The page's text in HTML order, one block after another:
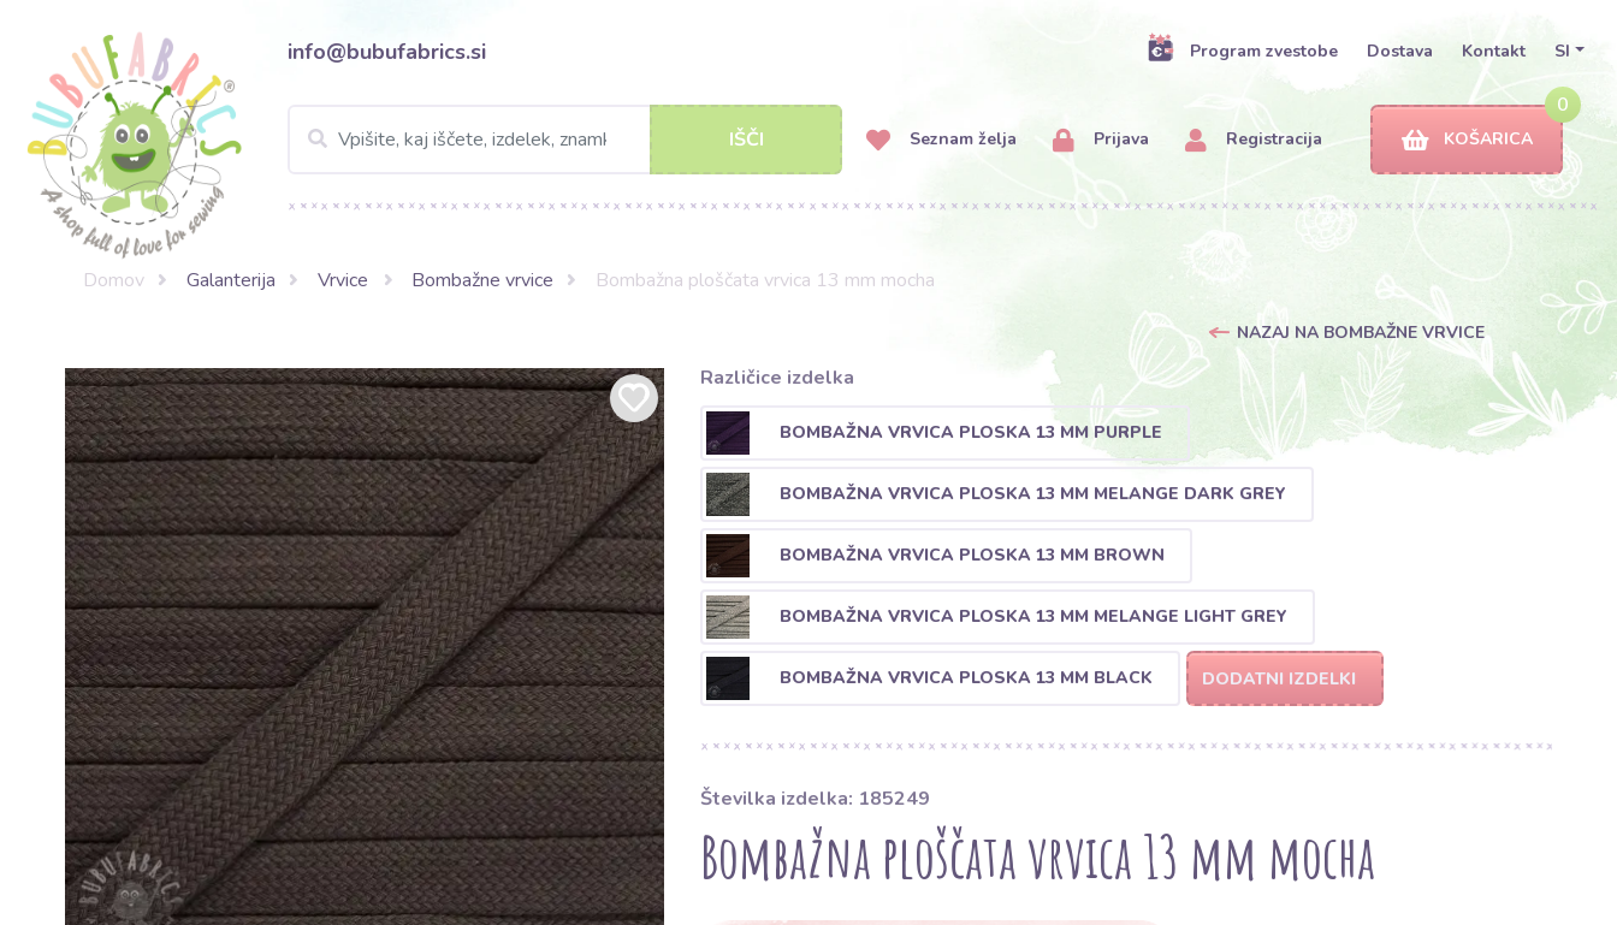
info@bubufabrics.si Program zvestobe Dostava Kontakt SI
IŠČI Seznam želja Prijava Registracija
0
KOŠARICA
Domov Galanterija Vrvice Bombažne vrvice Bombažna ploščata vrvica 13 mm mocha
NAZAJ NA BOMBAŽNE VRVICE
Različice izdelka
BOMBAŽNA VRVICA PLOSKA 13 MM PURPLE
BOMBAŽNA VRVICA PLOSKA 13 MM MELANGE DARK GREY
BOMBAŽNA VRVICA PLOSKA 13 MM BROWN
BOMBAŽNA VRVICA PLOSKA 13 MM MELANGE LIGHT GREY
BOMBAŽNA VRVICA PLOSKA 13 MM BLACK DODATNI IZDELKI
Številka izdelka: 185249
Bombažna ploščata vrvica 13 mm mocha